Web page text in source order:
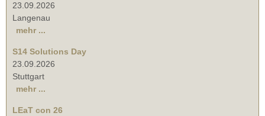
23.09.2026
Langenau
mehr ...
S14 Solutions Day
23.09.2026
Stuttgart
mehr ...
LEaT con 26